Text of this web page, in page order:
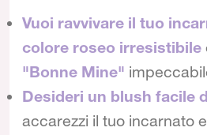
Vuoi ravvivare il tuo
colore roseo irresistibile
"Bonne Mine"
Desideri un blush facile
accarezzi il tuo incarnato